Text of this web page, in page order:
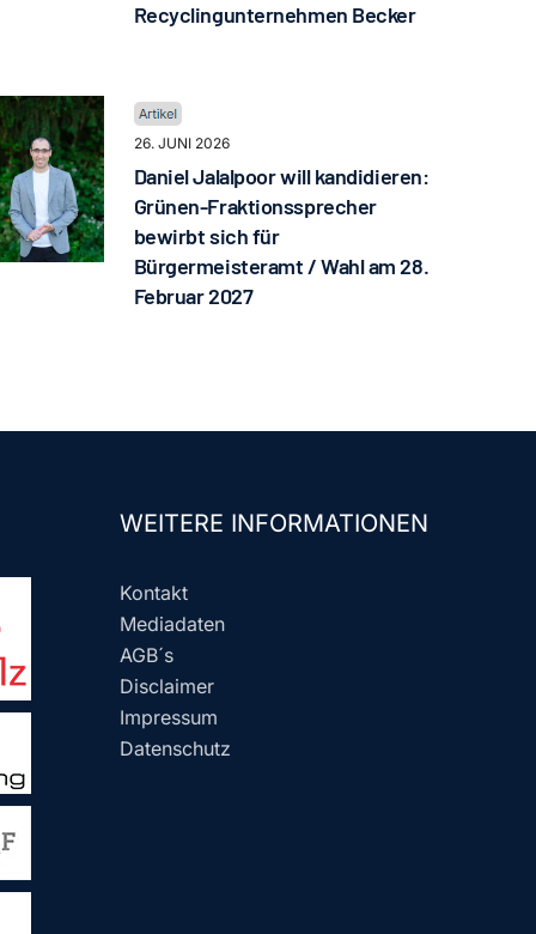
Recyclingunternehmen Becker
26. JUNI 2026
Daniel Jalalpoor will kandidieren:
Grünen-Fraktionssprecher
bewirbt sich für
Bürgermeisteramt / Wahl am 28.
Februar 2027
WEITERE INFORMATIONEN
Kontakt
Mediadaten
AGB´s
Disclaimer
Impressum
Datenschutz